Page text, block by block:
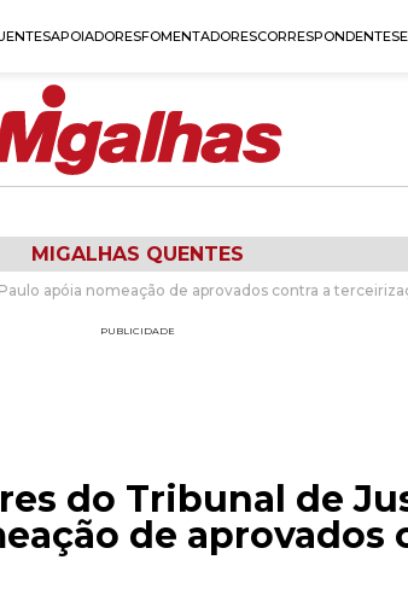
APOIADORESFOMENTADORESCORRESPONDENTES
MIGALHAS QUENTES
apóia nomeação de aprovados contra a
PUBLICIDADE
do Tribunal de
de aprovados